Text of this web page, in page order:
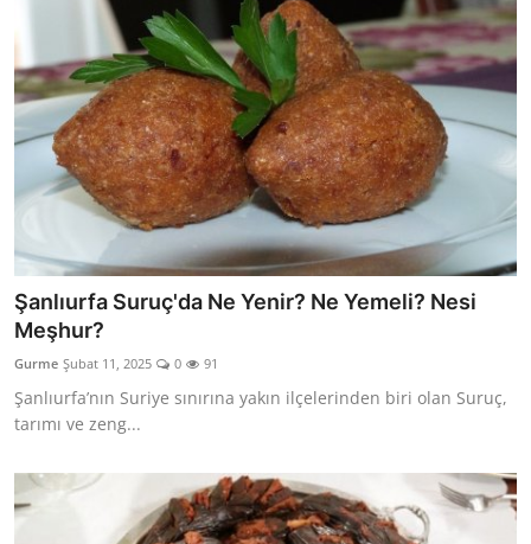
Şanlıurfa Suruç'da Ne Yenir? Ne Yemeli? Nesi
Meşhur?
Gurme Şubat 11, 2025 0 91
Şanlıurfa’nın Suriye sınırına yakın ilçelerinden biri olan Suruç,
tarımı ve zeng...